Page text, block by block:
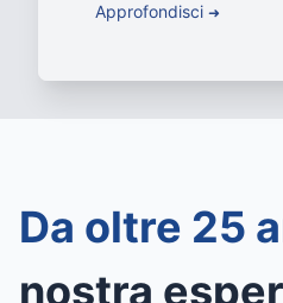
Approfondisci ➜
Da oltre 25
nostra